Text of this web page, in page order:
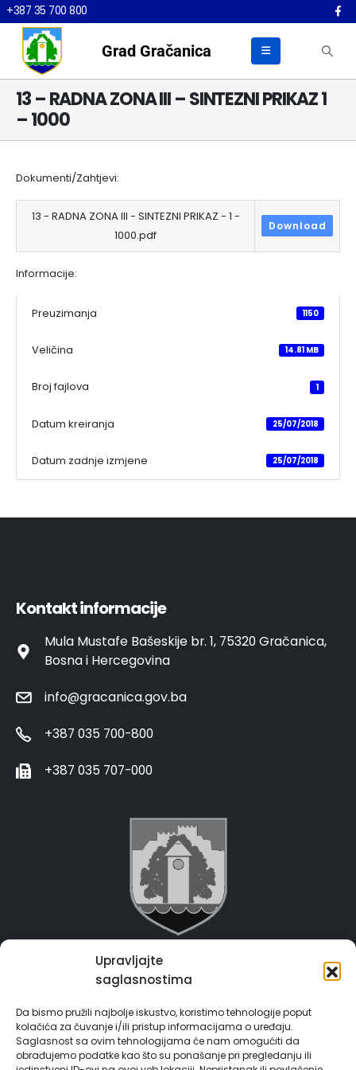
Upravljajte
saglasnostima
Da bismo pružili najbolje iskustvo, koristimo tehnologije poput
kolačića za čuvanje i/ili pristup informacijama o uređaju.
Saglasnost sa ovim tehnologijama će nam omogućiti da
obrađujemo podatke kao što su ponašanje pri pregledanju ili
+387 35 700 800
Grad Gračanica
13 – RADNA ZONA III – SINTEZNI PRIKAZ 1
– 1000
Dokumenti/Zahtjevi:
13 - RADNA ZONA III - SINTEZNI PRIKAZ - 1 -
1000.pdf
Download
Informacije:
Preuzimanja 1150
Veličina 14.81 MB
Broj fajlova 1
Datum kreiranja 25/07/2018
Datum zadnje izmjene 25/07/2018
Kontakt informacije
Mula Mustafe Bašeskije br. 1, 75320 Gračanica,
Bosna i Hercegovina
info@gracanica.gov.ba
+387 035 700-800
+387 035 707-000
Grad Gračanica
E-Matičar